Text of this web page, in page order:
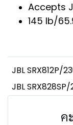
Accepts
145 lb/
JBL SRX812P/
JBL
ค